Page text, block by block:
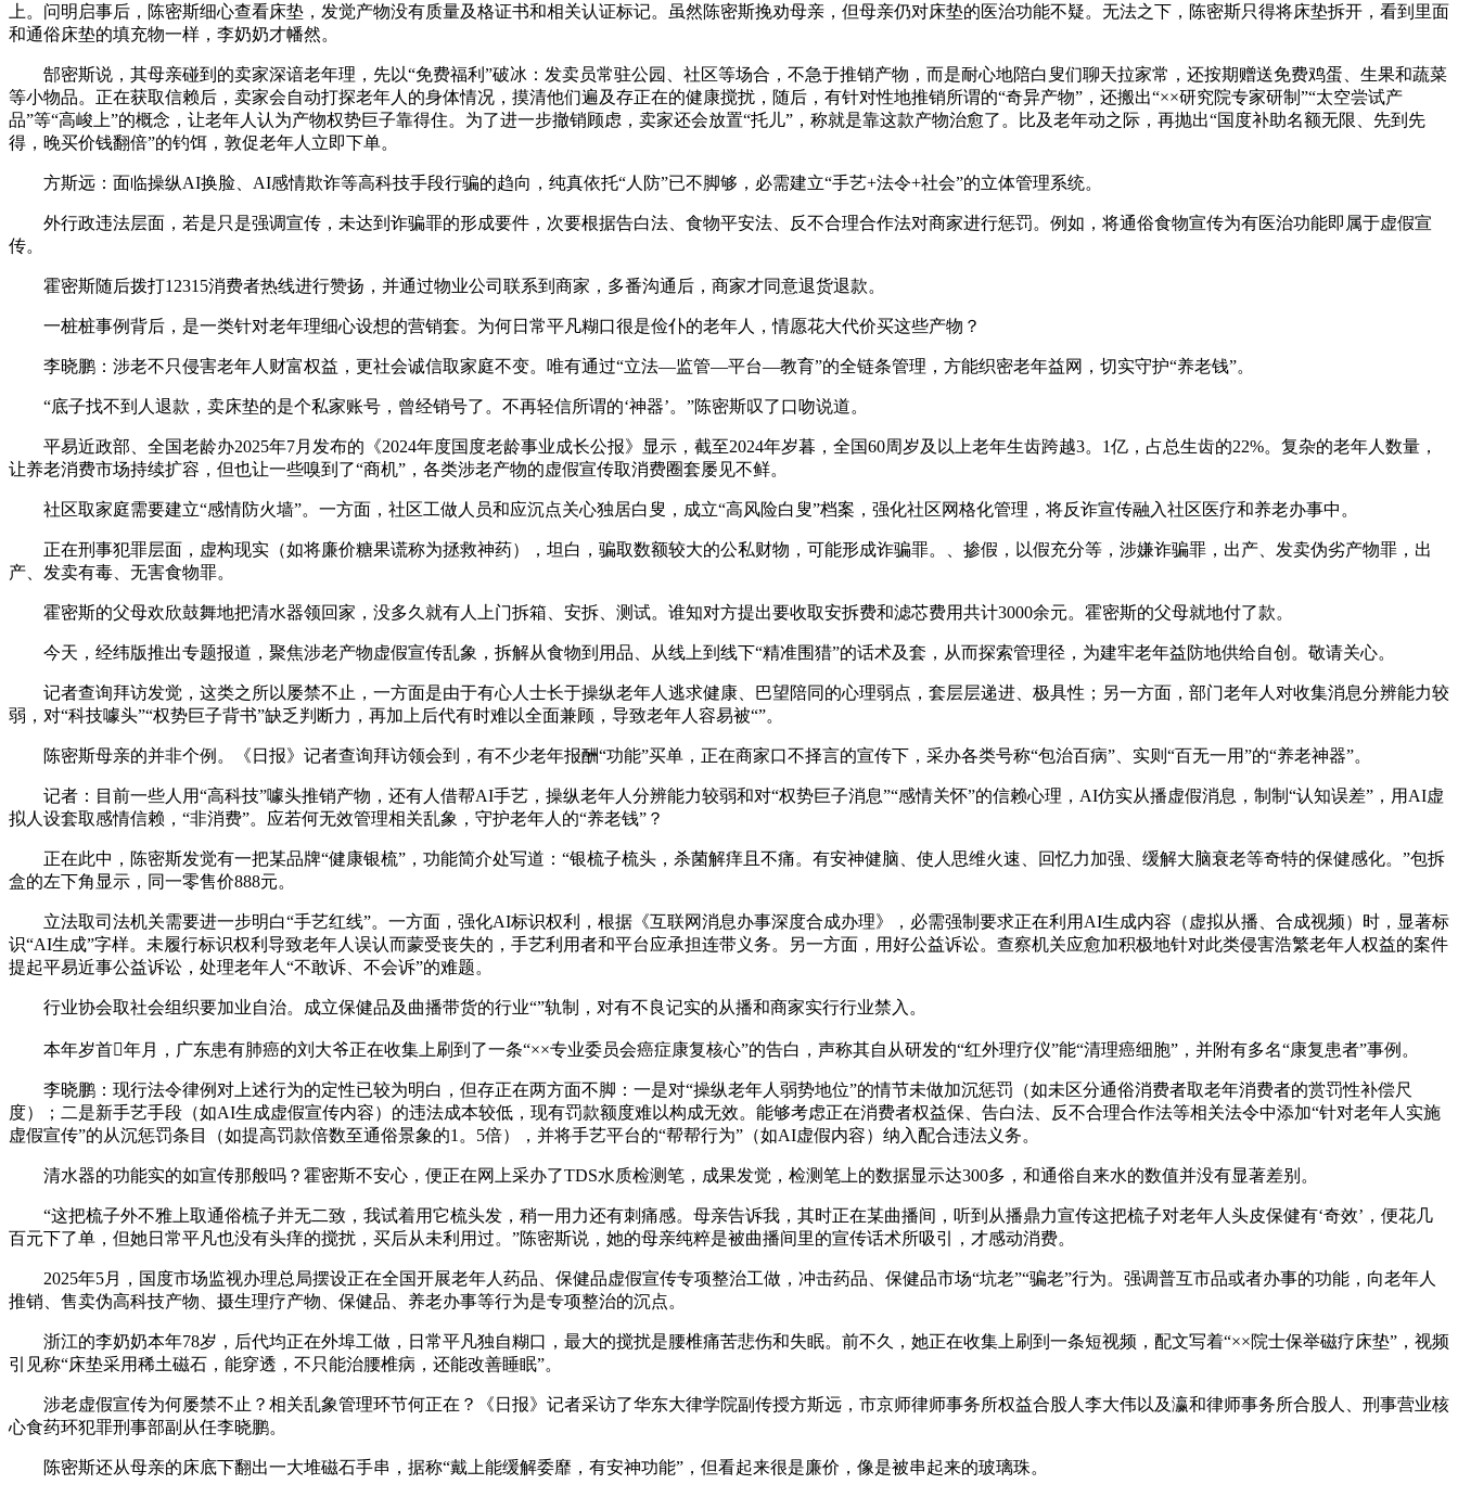
上。问明启事后，陈密斯细心查看床垫，发觉产物没有质量及格证书和相关认证标记。虽然陈密斯挽劝母亲，但母亲仍对床垫的医治功能不疑。无法之下，陈密斯只得将床垫拆开，看到里面
和通俗床垫的填充物一样，李奶奶才幡然。
郜密斯说，其母亲碰到的卖家深谙老年理，先以“免费福利”破冰：发卖员常驻公园、社区等场合，不急于推销产物，而是耐心地陪白叟们聊天拉家常，还按期赠送免费鸡蛋、生果和蔬菜
等小物品。正在获取信赖后，卖家会自动打探老年人的身体情况，摸清他们遍及存正在的健康搅扰，随后，有针对性地推销所谓的“奇异产物”，还搬出“××研究院专家研制”“太空尝试产
品”等“高峻上”的概念，让老年人认为产物权势巨子靠得住。为了进一步撤销顾虑，卖家还会放置“托儿”，称就是靠这款产物治愈了。比及老年动之际，再抛出“国度补助名额无限、先到先
得，晚买价钱翻倍”的钓饵，敦促老年人立即下单。
方斯远：面临操纵AI换脸、AI感情欺诈等高科技手段行骗的趋向，纯真依托“人防”已不脚够，必需建立“手艺+法令+社会”的立体管理系统。
外行政违法层面，若是只是强调宣传，未达到诈骗罪的形成要件，次要根据告白法、食物平安法、反不合理合作法对商家进行惩罚。例如，将通俗食物宣传为有医治功能即属于虚假宣
传。
霍密斯随后拨打12315消费者热线进行赞扬，并通过物业公司联系到商家，多番沟通后，商家才同意退货退款。
一桩桩事例背后，是一类针对老年理细心设想的营销套。为何日常平凡糊口很是俭仆的老年人，情愿花大代价买这些产物？
李晓鹏：涉老不只侵害老年人财富权益，更社会诚信取家庭不变。唯有通过“立法—监管—平台—教育”的全链条管理，方能织密老年益网，切实守护“养老钱”。
“底子找不到人退款，卖床垫的是个私家账号，曾经销号了。不再轻信所谓的‘神器’。”陈密斯叹了口吻说道。
平易近政部、全国老龄办2025年7月发布的《2024年度国度老龄事业成长公报》显示，截至2024年岁暮，全国60周岁及以上老年生齿跨越3。1亿，占总生齿的22%。复杂的老年人数量，
让养老消费市场持续扩容，但也让一些嗅到了“商机”，各类涉老产物的虚假宣传取消费圈套屡见不鲜。
社区取家庭需要建立“感情防火墙”。一方面，社区工做人员和应沉点关心独居白叟，成立“高风险白叟”档案，强化社区网格化管理，将反诈宣传融入社区医疗和养老办事中。
正在刑事犯罪层面，虚构现实（如将廉价糖果谎称为拯救神药），坦白，骗取数额较大的公私财物，可能形成诈骗罪。、掺假，以假充分等，涉嫌诈骗罪，出产、发卖伪劣产物罪，出
产、发卖有毒、无害食物罪。
霍密斯的父母欢欣鼓舞地把清水器领回家，没多久就有人上门拆箱、安拆、测试。谁知对方提出要收取安拆费和滤芯费用共计3000余元。霍密斯的父母就地付了款。
今天，经纬版推出专题报道，聚焦涉老产物虚假宣传乱象，拆解从食物到用品、从线上到线下“精准围猎”的话术及套，从而探索管理径，为建牢老年益防地供给自创。敬请关心。
记者查询拜访发觉，这类之所以屡禁不止，一方面是由于有心人士长于操纵老年人逃求健康、巴望陪同的心理弱点，套层层递进、极具性；另一方面，部门老年人对收集消息分辨能力较
弱，对“科技噱头”“权势巨子背书”缺乏判断力，再加上后代有时难以全面兼顾，导致老年人容易被“”。
陈密斯母亲的并非个例。《日报》记者查询拜访领会到，有不少老年报酬“功能”买单，正在商家口不择言的宣传下，采办各类号称“包治百病”、实则“百无一用”的“养老神器”。
记者：目前一些人用“高科技”噱头推销产物，还有人借帮AI手艺，操纵老年人分辨能力较弱和对“权势巨子消息”“感情关怀”的信赖心理，AI仿实从播虚假消息，制制“认知误差”，用AI虚
拟人设套取感情信赖，“非消费”。应若何无效管理相关乱象，守护老年人的“养老钱”？
正在此中，陈密斯发觉有一把某品牌“健康银梳”，功能简介处写道：“银梳子梳头，杀菌解痒且不痛。有安神健脑、使人思维火速、回忆力加强、缓解大脑衰老等奇特的保健感化。”包拆
盒的左下角显示，同一零售价888元。
立法取司法机关需要进一步明白“手艺红线”。一方面，强化AI标识权利，根据《互联网消息办事深度合成办理》，必需强制要求正在利用AI生成内容（虚拟从播、合成视频）时，显著标
识“AI生成”字样。未履行标识权利导致老年人误认而蒙受丧失的，手艺利用者和平台应承担连带义务。另一方面，用好公益诉讼。查察机关应愈加积极地针对此类侵害浩繁老年人权益的案件
提起平易近事公益诉讼，处理老年人“不敢诉、不会诉”的难题。
行业协会取社会组织要加业自治。成立保健品及曲播带货的行业“”轨制，对有不良记实的从播和商家实行行业禁入。
本年岁首年月，广东患有肺癌的刘大爷正在收集上刷到了一条“××专业委员会癌症康复核心”的告白，声称其自从研发的“红外理疗仪”能“清理癌细胞”，并附有多名“康复患者”事例。
李晓鹏：现行法令律例对上述行为的定性已较为明白，但存正在两方面不脚：一是对“操纵老年人弱势地位”的情节未做加沉惩罚（如未区分通俗消费者取老年消费者的赏罚性补偿尺
度）；二是新手艺手段（如AI生成虚假宣传内容）的违法成本较低，现有罚款额度难以构成无效。能够考虑正在消费者权益保、告白法、反不合理合作法等相关法令中添加“针对老年人实施
虚假宣传”的从沉惩罚条目（如提高罚款倍数至通俗景象的1。5倍），并将手艺平台的“帮帮行为”（如AI虚假内容）纳入配合违法义务。
清水器的功能实的如宣传那般吗？霍密斯不安心，便正在网上采办了TDS水质检测笔，成果发觉，检测笔上的数据显示达300多，和通俗自来水的数值并没有显著差别。
“这把梳子外不雅上取通俗梳子并无二致，我试着用它梳头发，稍一用力还有刺痛感。母亲告诉我，其时正在某曲播间，听到从播鼎力宣传这把梳子对老年人头皮保健有‘奇效’，便花几
百元下了单，但她日常平凡也没有头痒的搅扰，买后从未利用过。”陈密斯说，她的母亲纯粹是被曲播间里的宣传话术所吸引，才感动消费。
2025年5月，国度市场监视办理总局摆设正在全国开展老年人药品、保健品虚假宣传专项整治工做，冲击药品、保健品市场“坑老”“骗老”行为。强调普互市品或者办事的功能，向老年人
推销、售卖伪高科技产物、摄生理疗产物、保健品、养老办事等行为是专项整治的沉点。
浙江的李奶奶本年78岁，后代均正在外埠工做，日常平凡独自糊口，最大的搅扰是腰椎痛苦悲伤和失眠。前不久，她正在收集上刷到一条短视频，配文写着“××院士保举磁疗床垫”，视频
引见称“床垫采用稀土磁石，能穿透，不只能治腰椎病，还能改善睡眠”。
涉老虚假宣传为何屡禁不止？相关乱象管理环节何正在？《日报》记者采访了华东大律学院副传授方斯远，市京师律师事务所权益合股人李大伟以及瀛和律师事务所合股人、刑事营业核
心食药环犯罪刑事部副从任李晓鹏。
陈密斯还从母亲的床底下翻出一大堆磁石手串，据称“戴上能缓解委靡，有安神功能”，但看起来很是廉价，像是被串起来的玻璃珠。